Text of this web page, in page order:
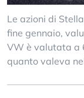
Le azioni di
fine gennaio,
VW è valutata a
quanto valeva